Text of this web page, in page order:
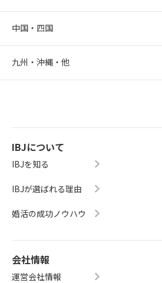
中国・四国
九州・沖縄・他
IBJについて
IBJを知る
IBJが選ばれる理由
婚活の成功ノウハウ
会社情報
運営会社情報